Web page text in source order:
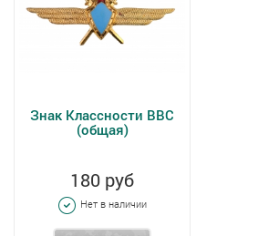
Знак Классности ВВС
(общая)
180 руб
Нет в наличии